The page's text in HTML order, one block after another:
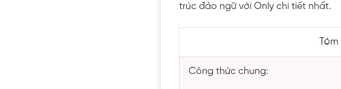
trúc đảo ngữ với Only chi tiết nhất.
Công thức chung: